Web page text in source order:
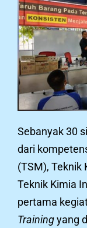
Sebanyak 30
dari
(TSM), Teknik
Teknik Kimia
pertama
Trainingyang